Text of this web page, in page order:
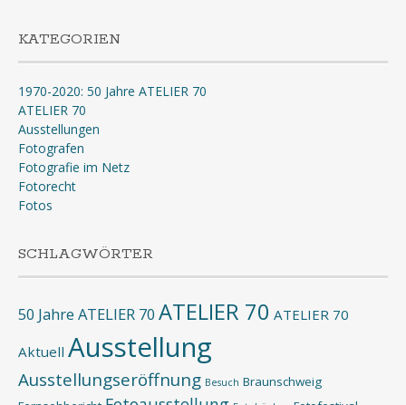
KATEGORIEN
1970-2020: 50 Jahre ATELIER 70
ATELIER 70
Ausstellungen
Fotografen
Fotografie im Netz
Fotorecht
Fotos
SCHLAGWÖRTER
50 Jahre ATELIER 70 ATELIER 70 ATELIER 70
Aktuell Ausstellung
Ausstellungseröffnung Besuch Braunschweig